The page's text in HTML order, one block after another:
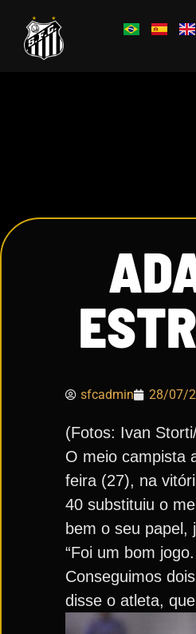
sfcadmin 28/07/
(Fotos: Ivan
O meio campista
feira (27), na
40 substituiu o
bem o seu papel,
“Foi um bom
Conseguimos
disse o atleta,